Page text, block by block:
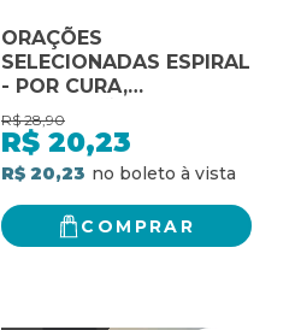
ORAÇÕES
SELECIONADAS ESPIRAL
- POR CURA,
LIBERTAÇÃO E
INTERCESSÃO
R$ 28,90
R$ 20,23
R$ 20,23
COMPRAR